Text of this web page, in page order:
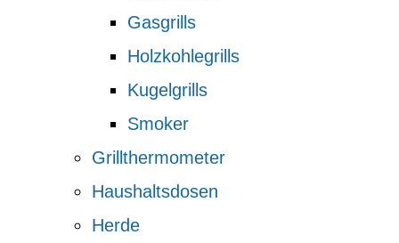
Gasgrills
Holzkohlegrills
Kugelgrills
Smoker
Grillthermometer
Haushaltsdosen
Herde